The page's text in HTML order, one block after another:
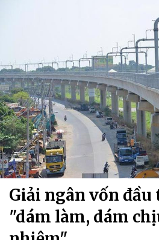
Giải ngân vốn đầu
"dám làm, dám